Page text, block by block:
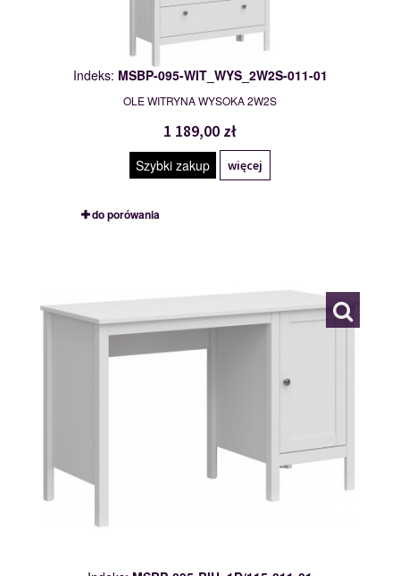
Indeks: MSBP-095-WIT_WYS_2W2S-011-01
OLE WITRYNA WYSOKA 2W2S
1 189,00 zł
Szybki zakup więcej
do porówania